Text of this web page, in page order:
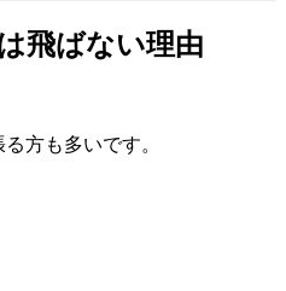
飛ばない理由
方も多いです。